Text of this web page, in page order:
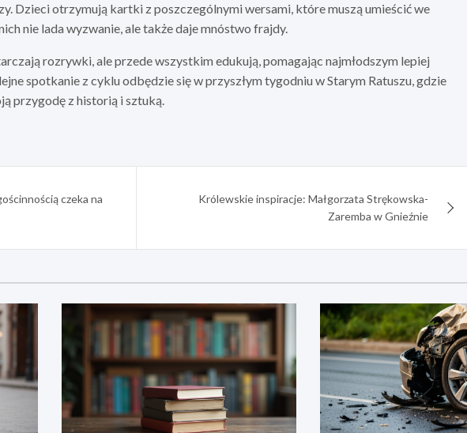
Dzieci otrzymują kartki z poszczególnymi wersami, które muszą umieścić we
nie lada wyzwanie, ale także daje mnóstwo frajdy.
rozrywki, ale przede wszystkim edukują, pomagając najmłodszym lepiej
spotkanie z cyklu odbędzie się w przyszłym tygodniu w Starym Ratuszu, gdzie
przygodę z historią i sztuką.
czeka na
Królewskie inspiracje: Małgorzata Strękowska-
Zaremba w Gnieźnie